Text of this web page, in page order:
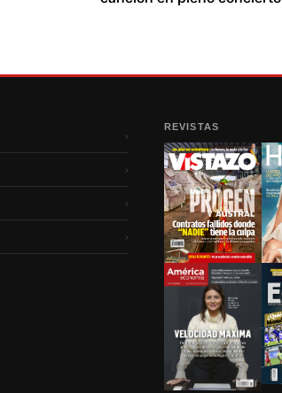
›
›
›
›
REVISTAS